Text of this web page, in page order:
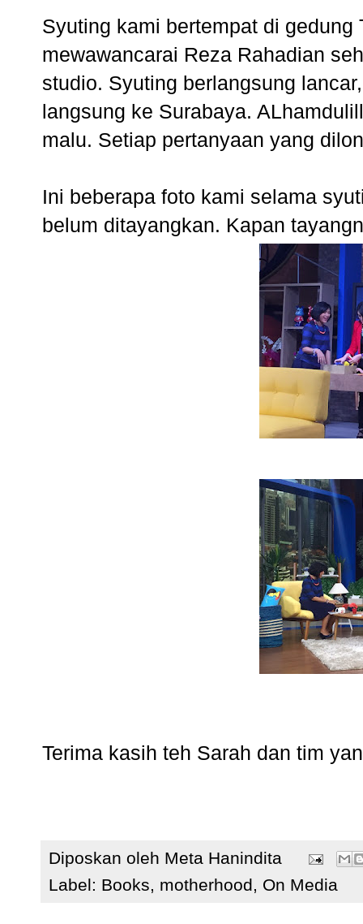
Syuting kami bertempat di
mewawancarai Reza Rahadian
studio. Syuting berlangsung
langsung ke Surabaya.
malu. Setiap pertanyaan yang
Ini beberapa foto kami selama
belum ditayangkan. Kapan
Terima kasih teh Sarah dan tim
Diposkan oleh Meta Hanindita
Label: Books, motherhood, On Media